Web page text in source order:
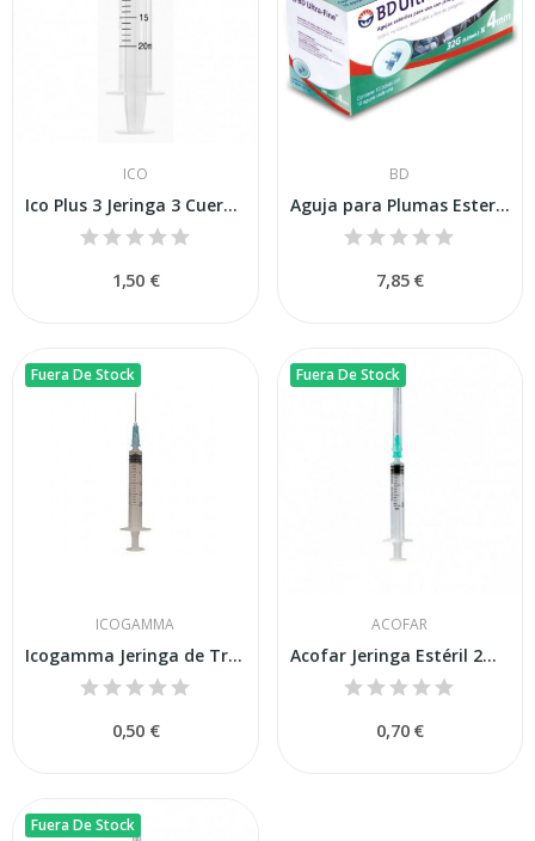
ICO
Ico Plus 3 Jeringa 3 Cuerpos Luer Excéntrica 20ml
1,50 €
BD
Aguja para Plumas Esteril Bd 0,25x5mm 100uds
7,85 €
Fuera De Stock
ICOGAMMA
Icogamma Jeringa de Tres Cuerpos 3.5 Ml 40x8mm
0,50 €
Fuera De Stock
ACOFAR
Acofar Jeringa Estéril 2ml 40x8mm 1ud
0,70 €
Fuera De Stock